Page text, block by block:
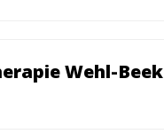
Wehl-Beek